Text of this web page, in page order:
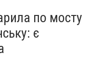
по мосту
є